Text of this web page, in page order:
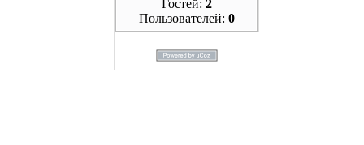
Гостей: 2
Пользователей: 0